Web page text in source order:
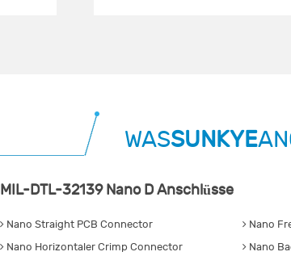
WASSUNKYE
MIL-DTL-32139 Nano D Anschlüsse
Nano Straight PCB Connector
Nano
Nano Horizontaler Crimp Connector
Nano